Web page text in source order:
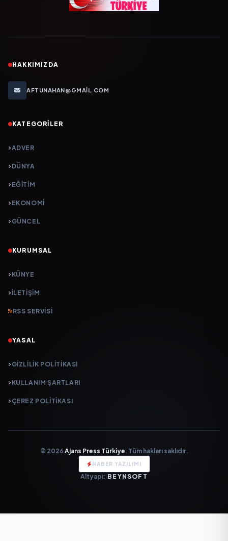
HAKKIMIZDA
AFTUNAHAN@GMAIL.COM
KATEGORILER
ADVER
DÜNYA
EĞİTİM
EKONOMİ
GÜNCEL
KURUMSAL
KÜNYE
İLETIŞIM
RSS SERVISI
YASAL
GIZLILIK POLITIKASI
KULLANIM ŞARTLARI
ÇEREZ POLITIKASI
© 2026 Ajans Press Türkiye. Tüm hakları saklıdır.
HABER YAZILIMI
Altyapı: BEYNSOFT